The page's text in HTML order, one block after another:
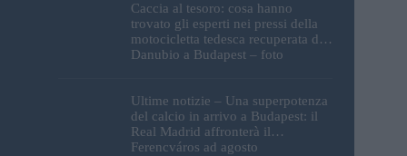
Caccia al tesoro: cosa hanno
trovato gli esperti nei pressi della
motocicletta tedesca recuperata dal
Danubio a Budapest – foto
Ultime notizie – Una superpotenza
del calcio in arrivo a Budapest: il
Real Madrid affronterà il
Ferencváros ad agosto